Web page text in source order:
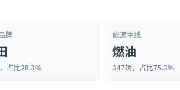
牌
占比28.3%
能源主线
燃油
347辆，占比75.3%